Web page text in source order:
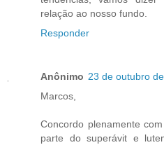
relação ao nosso fundo.
Responder
Anônimo 23 de outubro
Marcos,
Concordo plenamente
parte do superávit e